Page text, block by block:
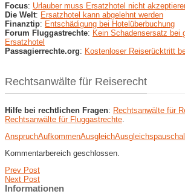
Focus: Urlauber muss Ersatzhotel nicht
Die Welt: Ersatzhotel kann abgelehnt werden
Finanztip: Entschädigung bei Hotelüberbuchung
Forum Fluggastrechte: Kein Schadensersatz bei
Ersatzhotel
Passagierrechte.org: Kostenloser Reiserücktritt
Rechtsanwälte für Reiserecht
Hilfe bei rechtlichen Fragen: Rechtsanwälte für
Rechtsanwälte für Fluggastrechte
AnspruchAufkommenAusgleich
Kommentarbereich geschlossen.
Prev Post
Next Post
Informationen